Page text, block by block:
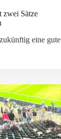
zwei Sätze
eine gute